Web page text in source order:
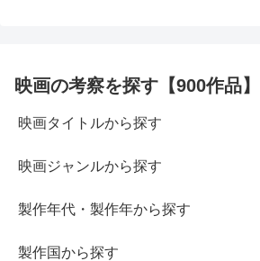
映画の考察を探す【900作品】
映画タイトルから探す
映画ジャンルから探す
製作年代・製作年から探す
製作国から探す